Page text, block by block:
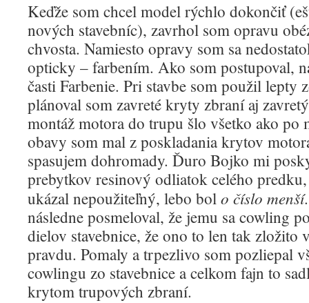
Keďže som chcel model rýchlo dokončiť
nových stavebníc), zavrhol som opravu
chvosta. Namiesto opravy som sa
opticky – farbením. Ako som postupoval,
časti Farbenie. Pri stavbe som použil lepty
plánoval som zavreté kryty zbraní aj
montáž motora do trupu šlo všetko ako po
obavy som mal z poskladania krytov
spasujem dohromady. Ďuro Bojko mi
prebytkov resinový odliatok celého
ukázal nepoužiteľný, lebo bol o číslo menší
následne posmeloval, že jemu sa cowling
dielov stavebnice, že ono to len tak
pravdu. Pomaly a trpezlivo som pozliepal
cowlingu zo stavebnice a celkom fajn to
krytom trupových zbraní.